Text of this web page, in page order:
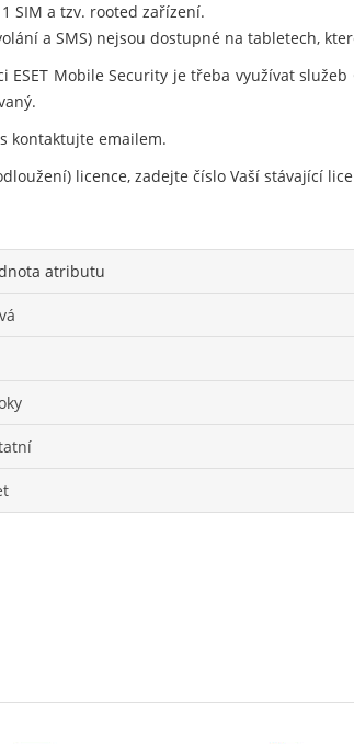
SIM a tzv. rooted zařízení.
a SMS) nejsou dostupné na tabletech,
ESET Mobile Security je třeba využívat
kontaktujte emailem.
licence, zadejte číslo Vaší stávající
atributu